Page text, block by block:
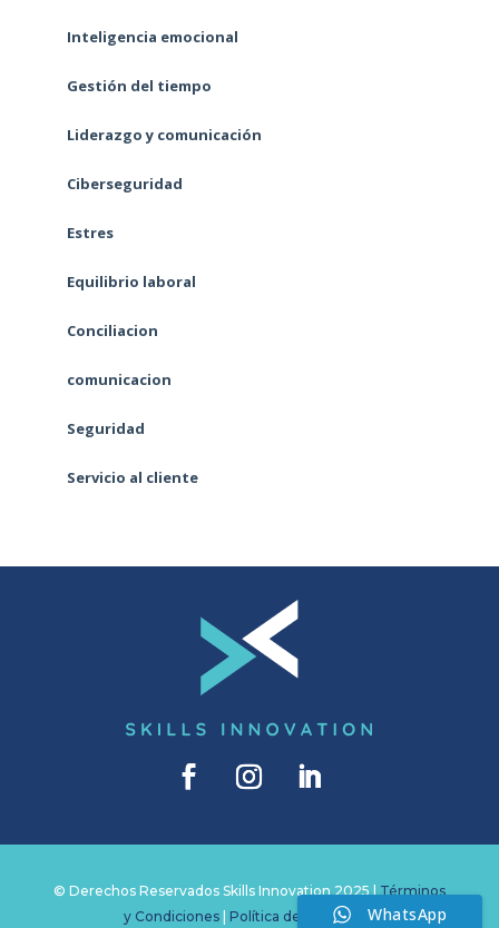
Inteligencia emocional
Gestión del tiempo
Liderazgo y comunicación
Ciberseguridad
Estres
Equilibrio laboral
Conciliacion
comunicacion
Seguridad
Servicio al cliente
© Derechos Reservados Skills Innovation 2025 | Términos
y Condiciones| Política de PrivacidadWhatsApp